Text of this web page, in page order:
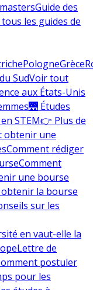
Guide des
les guides de
PologneGrèce
SudVoir tout
aux États-Unis
🌉 Études
STEM👉 Plus de
obtenir une
Comment rédiger
Comment
une bourse
la bourse
sur les
en vaut-elle la
Lettre de
postuler
pour les